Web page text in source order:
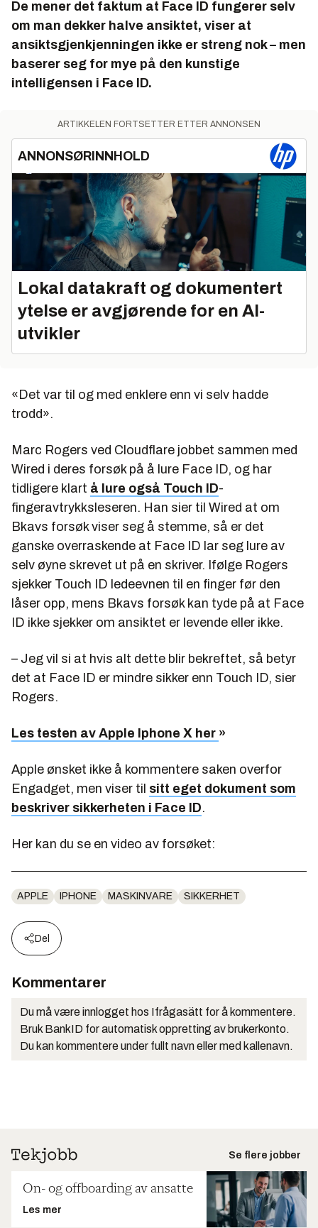
De mener det faktum at Face ID fungerer selv
om man dekker halve ansiktet, viser at
ansiktsgjenkjenningen ikke er streng nok – men
baserer seg for mye på den kunstige
intelligensen i Face ID.
ARTIKKELEN FORTSETTER ETTER ANNONSEN
ANNONSØRINNHOLD
Lokal datakraft og dokumentert
ytelse er avgjørende for en AI-
utvikler
«Det var til og med enklere enn vi selv hadde
trodd».
Marc Rogers ved Cloudflare jobbet sammen med
Wired i deres forsøk på å lure Face ID, og har
tidligere klart å lure også Touch ID-
fingeravtrykksleseren. Han sier til Wired at om
Bkavs forsøk viser seg å stemme, så er det
ganske overraskende at Face ID lar seg lure av
selv øyne skrevet ut på en skriver. Ifølge Rogers
sjekker Touch ID ledeevnen til en finger før den
låser opp, mens Bkavs forsøk kan tyde på at Face
ID ikke sjekker om ansiktet er levende eller ikke.
– Jeg vil si at hvis alt dette blir bekreftet, så betyr
det at Face ID er mindre sikker enn Touch ID, sier
Rogers.
Les testen av Apple Iphone X her »
Apple ønsket ikke å kommentere saken overfor
Engadget, men viser til sitt eget dokument som
beskriver sikkerheten i Face ID.
Her kan du se en video av forsøket:
APPLE IPHONE MASKINVARE SIKKERHET
Del
Kommentarer
Du må være innlogget hos Ifrågasätt for å kommentere.
Bruk BankID for automatisk oppretting av brukerkonto.
Du kan kommentere under fullt navn eller med kallenavn.
Se flere jobber
On- og offboarding av ansatte
Les mer